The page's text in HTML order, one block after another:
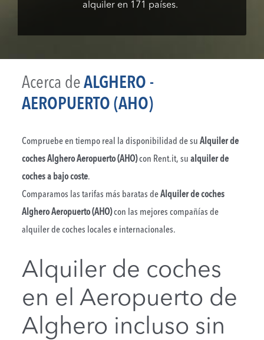
alquiler en 171 países.
Acerca de ALGHERO -
AEROPUERTO (AHO)
Compruebe en tiempo real la disponibilidad de suAlquiler de
coches Alghero Aeropuerto (AHO)con Rent.it, sualquiler de
coches a bajo coste.
Comparamos las tarifas más baratas deAlquiler de coches
Alghero Aeropuerto (AHO)con las mejores compañías de
alquiler de coches locales e internacionales.
Alquiler de coches
en el Aeropuerto de
Alghero incluso sin